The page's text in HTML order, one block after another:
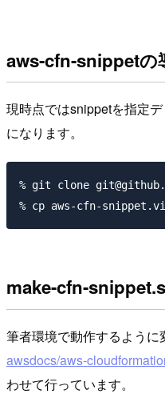
aws-cfn-snippetの
現時点ではsnippetを指定
になります。
% git clone
make-cfn-
筆者環境で動作するように
awsdocs/aws-
わせて行っています。